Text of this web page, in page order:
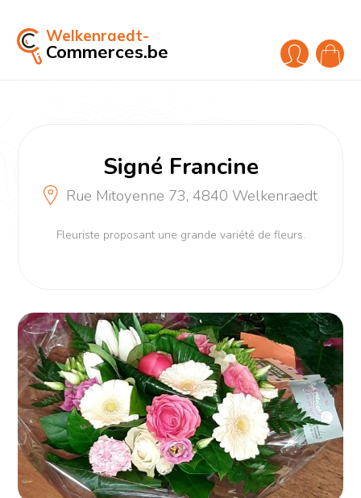
Welkenraedt-
Commerces.be
Signé Francine
Rue Mitoyenne 73, 4840 Welkenraedt
Fleuriste proposant une grande variété de fleurs.